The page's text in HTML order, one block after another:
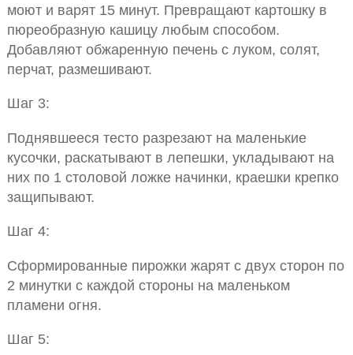
моют и варят 15 минут. Превращают картошку в
пюреобразную кашицу любым способом.
Добавляют обжаренную печень с луком, солят,
перчат, размешивают.
Шаг 3:
Поднявшееся тесто разрезают на маленькие
кусочки, раскатывают в лепешки, укладывают на
них по 1 столовой ложке начинки, краешки крепко
защипывают.
Шаг 4:
Сформированные пирожки жарят с двух сторон по
2 минутки с каждой стороны на маленьком
пламени огня.
Шаг 5: